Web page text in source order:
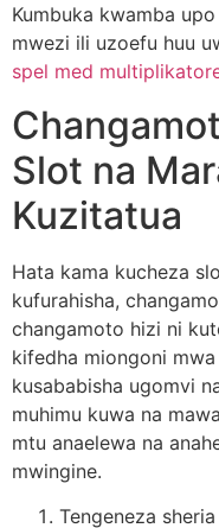
Kumbuka kwamba
mwezi ili uzoefu huu
spel med
Slot na
Kuzitatua
Hata kama kucheza
kufurahisha,
changamoto hizi ni
kifedha miongoni
kusababisha ugomvi
muhimu kuwa na
mtu anaelewa na
mwingine.
Tengeneza